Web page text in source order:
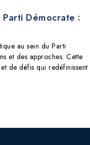
Parti Démocrate :
au sein du Parti
et des approches. Cette
de défis qui redéfinissent